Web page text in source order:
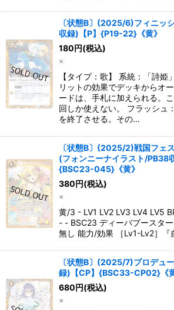
〔状態B〕(2025/6)フィニッ
収録)【P】{P19-22}《黄》
180円(税込)
×
【タイプ：歌】 系統：「詩姫
リットの効果でデッキからオ
ードは、手札に加えられる。
回しか使えない。 フラッシュ
を終了させる。その…
〔状態B〕(2025/2)戦国フェ
(フォンニーナイラスト/PB38
{BSC23-045}《黄》
380円(税込)
×
黄/3 - LV1 LV2 LV3 LV4 LV5
- - BSC23 ディーバブースタ
無し 能力/効果 ［Lv1-Lv2］『
〔状態B〕(2025/7)プロデュ
録)【CP】{BSC33-CP02}《
680円(税込)
×